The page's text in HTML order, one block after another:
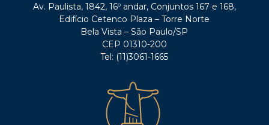
Av. Paulista, 1842, 16º andar, Conjuntos 167 e 168,
Edifício Cetenco Plaza – Torre Norte
Bela Vista – São Paulo/SP
CEP 01310-200
Tel: (11)3061-1665